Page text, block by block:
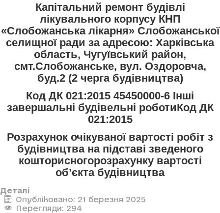
Капітальний ремонт будівлі
лікувального корпусу КНП
«Слобожанська лікарня» Слобожанської
селищної ради за адресою: Харківська
область, Чугуївський район,
смт.Слобожанське, вул. Оздоровча,
буд.2 (2 черга будівництва)
Код ДК 021:2015 45450000-6 Інші
завершальні будівельні роботиКод ДК
021:2015
Розрахунок очікуваної вартості робіт з
будівництва на підставі зведеного
кошторисногорозрахунку вартості
об’єкта будівництва
Деталі
Опубліковано: 21 березня 2025
Перегляди: 294